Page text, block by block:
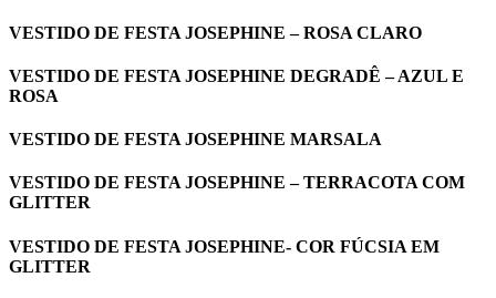
VESTIDO DE FESTA JOSEPHINE – ROSA CLARO
VESTIDO DE FESTA JOSEPHINE DEGRADÊ – AZUL E
ROSA
VESTIDO DE FESTA JOSEPHINE MARSALA
VESTIDO DE FESTA JOSEPHINE – TERRACOTA COM
GLITTER
VESTIDO DE FESTA JOSEPHINE- COR FÚCSIA EM
GLITTER